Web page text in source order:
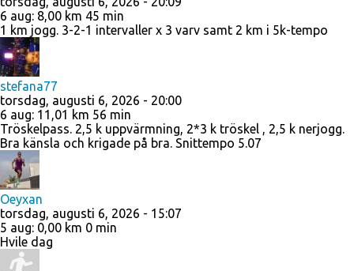
6 aug: 8,00 km 45 min
1 km jogg. 3-2-1 intervaller x 3 varv samt 2 km i 5k-tempo
stefana77
torsdag, augusti 6, 2026 - 20:00
6 aug: 11,01 km 56 min
Tröskelpass. 2,5 k uppvärmning, 2*3 k tröskel , 2,5 k nerjogg.
Bra känsla och krigade på bra. Snittempo 5.07
Oeyxan
torsdag, augusti 6, 2026 - 15:07
5 aug: 0,00 km 0 min
Hvile dag